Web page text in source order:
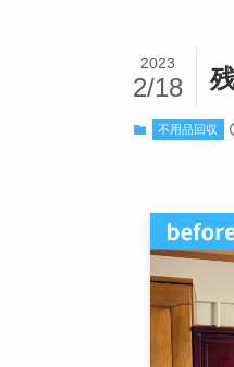
2023
2/18
不用品回収